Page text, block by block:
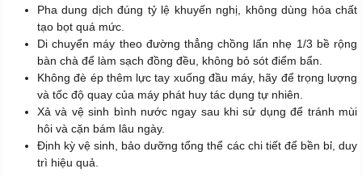
Pha dung dịch đúng tỷ lệ khuyến nghị, không dùng hóa chất
tạo bọt quá mức.
Di chuyển máy theo đường thẳng chồng lấn nhẹ 1/3 bề rộng
bàn chà để làm sạch đồng đều, không bỏ sót điểm bẩn.
Không đè ép thêm lực tay xuống đầu máy, hãy để trọng lượng
và tốc độ quay của máy phát huy tác dụng tự nhiên.
Xả và vệ sinh bình nước ngay sau khi sử dụng để tránh mùi
hôi và cặn bám lâu ngày.
Định kỳ vệ sinh, bảo dưỡng tổng thể các chi tiết để bền bỉ, duy
trì hiệu quả.